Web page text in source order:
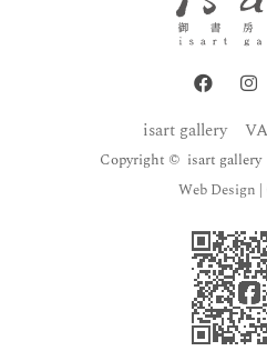
isart gallery
Copyright © isart gallery
Web Design |